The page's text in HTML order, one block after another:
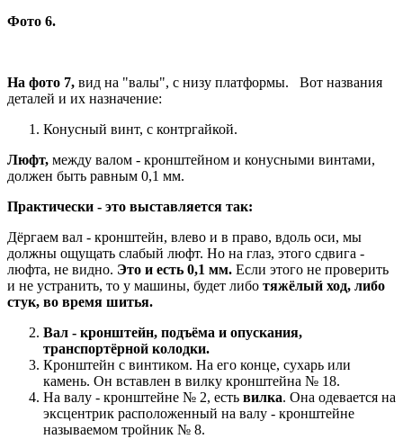
Фото 6.
На фото 7, вид на "валы", с низу платформы. Вот названия
деталей и их назначение:
Конусный винт, с контргайкой.
Люфт, между валом - кронштейном и конусными винтами,
должен быть равным 0,1 мм.
Практически - это выставляется так:
Дёргаем вал - кронштейн, влево и в право, вдоль оси, мы
должны ощущать слабый люфт. Но на глаз, этого сдвига -
люфта, не видно. Это и есть 0,1 мм. Если этого не проверить
и не устранить, то у машины, будет либо тяжёлый ход, либо
стук, во время шитья.
Вал - кронштейн, подъёма и опускания,
транспортёрной колодки.
Кронштейн с винтиком. На его конце, сухарь или
камень. Он вставлен в вилку кронштейна № 18.
На валу - кронштейне № 2, есть вилка. Она одевается на
эксцентрик расположенный на валу - кронштейне
называемом тройник № 8.